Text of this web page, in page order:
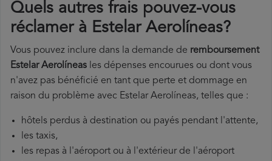
Quels autres frais pouvez-vous
réclamer à Estelar Aerolíneas?
Vous pouvez inclure dans la demande de remboursement
Estelar Aerolíneas les dépenses encourues ou dont vous
n'avez pas bénéficié en tant que perte et dommage en
raison du problème avec Estelar Aerolíneas, telles que :
hôtels perdus à destination ou payés pendant l'attente,
les taxis,
les repas à l'aéroport ou à l'extérieur de l'aéroport